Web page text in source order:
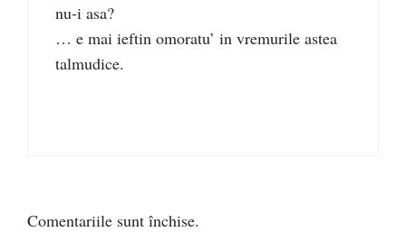
nu-i asa?
… e mai ieftin omoratu’ in vremurile astea
talmudice.
Comentariile sunt închise.